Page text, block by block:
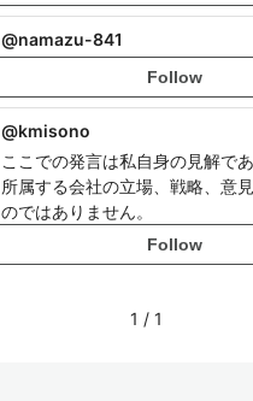
@namazu-841
Follow
@kmisono
ここでの発言は私自身の見解で
所属する会社の立場、戦略、意
のではありません。
Follow
1 / 1